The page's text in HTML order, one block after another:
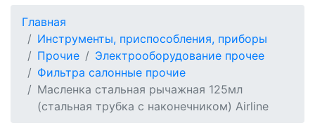
Главная
Инструменты, приспособления, приборы
Прочие
Электрооборудование прочее
Фильтра салонные прочие
Масленка стальная рычажная 125мл
(стальная трубка с наконечником) Airline